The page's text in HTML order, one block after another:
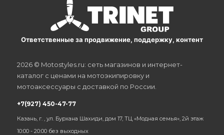
Ответственные за продвижение, поддержку, контент
2026 © Motostyles.ru: сеть магазинов и интернет-
каталог с ценами на мотоэкипировку и
мотоаксессуары с доставкой по России.
+7(927) 450-47-77
Казань, г. , ул. Бурхана Шахиди, дом 17, ТЦ «Модная семья», 2й этаж
10:00 - 20:00 без выходных